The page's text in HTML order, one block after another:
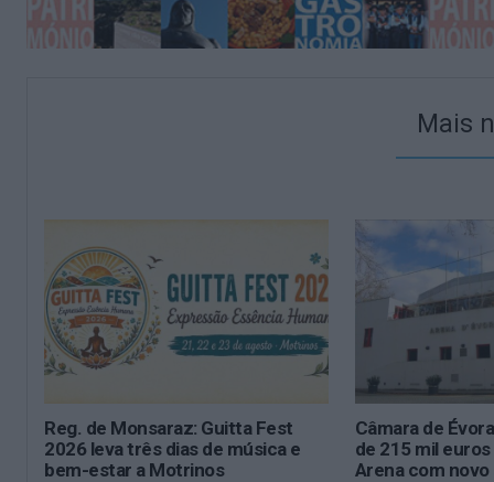
Mais
Reg. de Monsaraz: Guitta Fest
2026 leva três dias de música e
bem-estar a Motrinos
Câmara de
de 215 mil
Arena com